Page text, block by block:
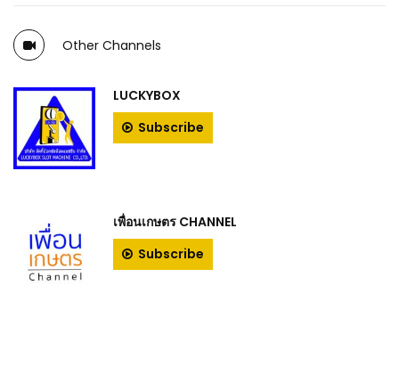
Other Channels
LUCKYBOX
Subscribe
เพื่อนเกษตร CHANNEL
Subscribe